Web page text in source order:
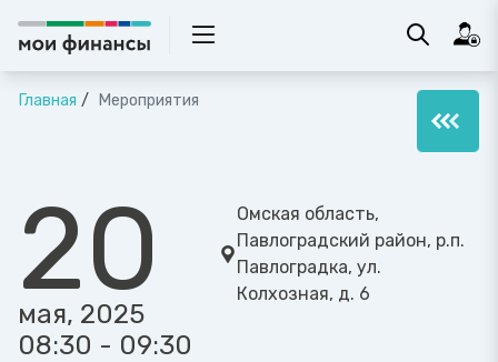
Главная Мероприятия
20
мая, 2025
08:30 - 09:30
Омская область,
Павлоградский район, р.п.
Павлоградка, ул.
Колхозная, д. 6